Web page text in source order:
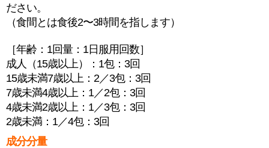
ださい。
（食間とは食後2〜3時間を指します）
［年齢：1回量：1日服用回数］
成人（15歳以上）：1包：3回
15歳未満7歳以上：2／3包：3回
7歳未満4歳以上：1／2包：3回
4歳未満2歳以上：1／3包：3回
2歳未満：1／4包：3回
成分分量